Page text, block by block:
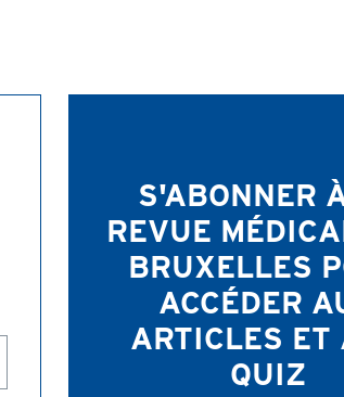
S'ABONNER
REVUE
BRUXELLES
ACCÉDER
ARTICLES ET
QUIZ